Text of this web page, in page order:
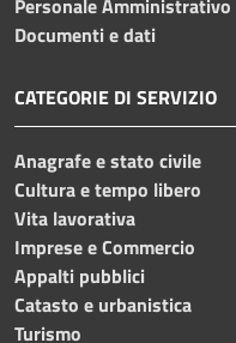
Personale Amministrativo
Documenti e dati
CATEGORIE DI SERVIZIO
Anagrafe e stato civile
Cultura e tempo libero
Vita lavorativa
Imprese e Commercio
Appalti pubblici
Catasto e urbanistica
Turismo